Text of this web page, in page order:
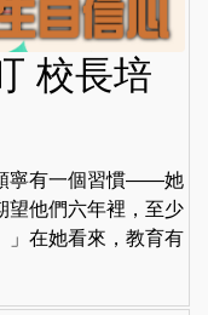
校長培
寧有一個習慣——她
望他們六年裡，至少
」在她看來，教育有